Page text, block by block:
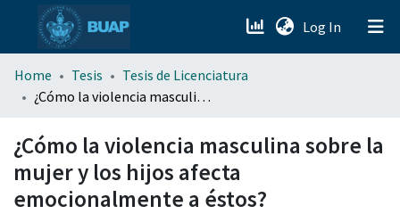
Log In (current)
menu.section.about_menu
Home Tesis
Tesis de Licenciatura
¿Cómo la violencia masculina sobre la mujer y los hijos afecta emocionalmente a éstos?
¿Cómo la violencia masculina sobre la
mujer y los hijos afecta
emocionalmente a éstos?